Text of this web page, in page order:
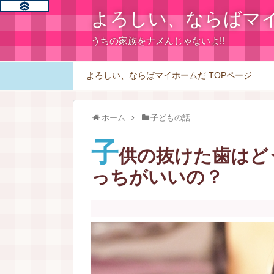
よろしい、ならばマ
うちの家族をナメんじゃないよ!!
よろしい、ならばマイホームだ TOPページ
ホーム 子どもの話
子供の抜けた歯は
っちがいいの？